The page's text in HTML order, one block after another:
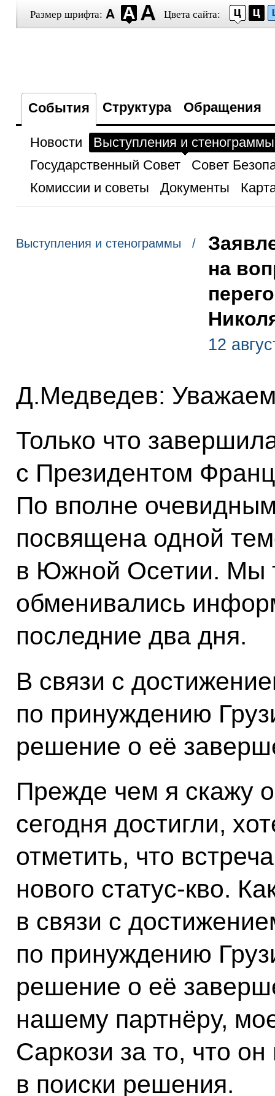
Размер шрифта: Цвета сайта:
События Структура Обращения
Новости
Выступления и стенограммы
Государственный Совет
Совет
Комиссии и советы
Документы
Выступления и стенограммы /
на
12
Д.Медведев:
Только что
с Президентом
По вполне
посвящена одной
в Южной Осетии. Мы
обменивались
последние два дня.
В связи с
по принуждению
решение о её
Прежде чем я скажу
сегодня достигли,
отметить, что
нового статус-кво.
в связи с
по принуждению
решение о её
нашему партнёру,
Саркози за то, что
в поиски решения.